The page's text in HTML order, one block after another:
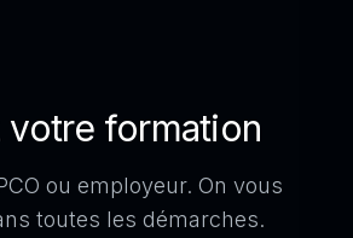
votre formation
ou employeur. On vous
toutes les démarches.